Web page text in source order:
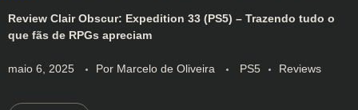
Review Clair Obscur: Expedition 33 (PS5) – Trazendo tudo o
que fãs de RPGs apreciam
maio 6, 2025 Por Marcelo de Oliveira PS5 Reviews